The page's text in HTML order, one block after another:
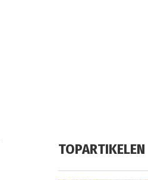
TOPARTIKELEN